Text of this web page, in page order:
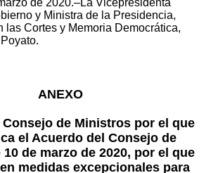
de 2020.–La Vicepresidenta
y Ministra de la Presidencia,
las Cortes y Memoria Democrática,
ANEXO
de Ministros por el que
el Acuerdo del Consejo de
de marzo de 2020, por el que
medidas excepcionales para